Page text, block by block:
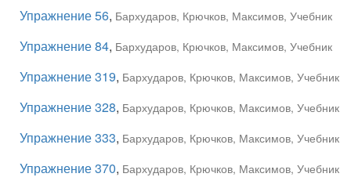
Упражнение 56, Бархударов, Крючков, Максимов, Учебник
Упражнение 84, Бархударов, Крючков, Максимов, Учебник
Упражнение 319, Бархударов, Крючков, Максимов, Учебник
Упражнение 328, Бархударов, Крючков, Максимов, Учебник
Упражнение 333, Бархударов, Крючков, Максимов, Учебник
Упражнение 370, Бархударов, Крючков, Максимов, Учебник